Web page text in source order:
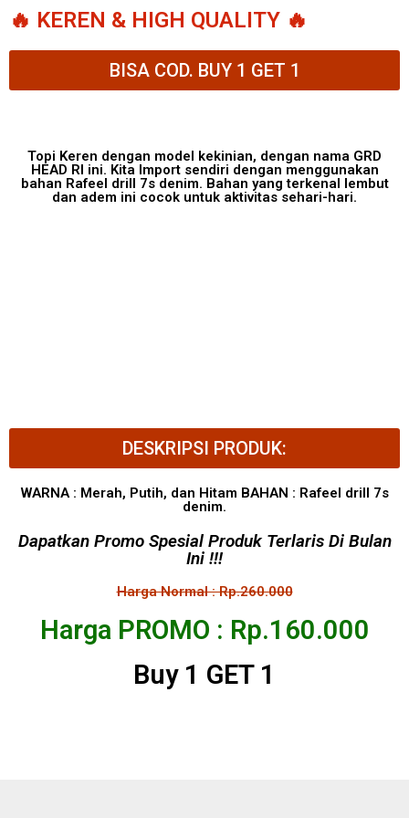
🔥 KEREN & HIGH QUALITY 🔥
BISA COD. BUY 1 GET 1
Topi Keren dengan model kekinian, dengan nama GRD
HEAD RI ini. Kita Import sendiri dengan menggunakan
bahan Rafeel drill 7s denim. Bahan yang terkenal lembut
dan adem ini cocok untuk aktivitas sehari-hari.
DESKRIPSI PRODUK:
WARNA : Merah, Putih, dan Hitam BAHAN : Rafeel drill 7s
denim.
Dapatkan Promo Spesial Produk Terlaris Di Bulan
Ini !!!
Harga Normal : Rp.260.000
Harga PROMO : Rp.160.000
Buy 1 GET 1